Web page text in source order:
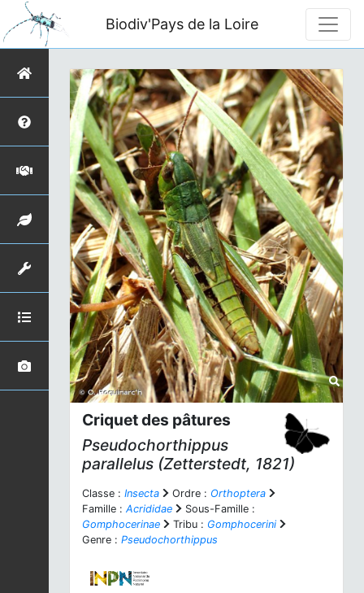
Biodiv'Pays de la Loire
Criquet des pâtures
Pseudochorthippus
parallelus (Zetterstedt, 1821)
Classe : Insecta Ordre : Orthoptera
Famille : Acrididae
Sous-Famille :
Gomphocerinae
Tribu : Gomphocerini
Genre : Pseudochorthippus